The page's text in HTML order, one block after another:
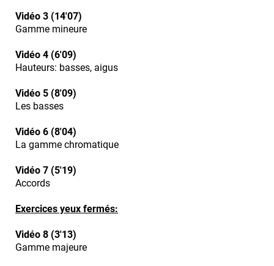
Vidéo 3 (14'07)
Gamme mineure
Vidéo 4 (6'09)
Hauteurs: basses, aigus
Vidéo 5 (8'09)
Les basses
Vidéo 6 (8'04)
La gamme chromatique
Vidéo 7 (5'19)
Accords
Exercices yeux fermés:
Vidéo 8 (3'13)
Gamme majeure